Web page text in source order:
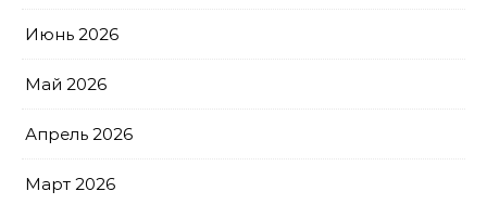
Июнь 2026
Май 2026
Апрель 2026
Март 2026